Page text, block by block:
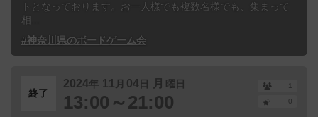
トとなっております。お一人様でも複数名様でも、集まって
相...
#神奈川県のボードゲーム会
終了
2024年 11 月 04 日 月 曜日
13:00～21:00
1
0